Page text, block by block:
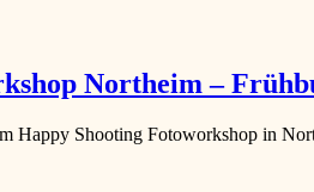
Northeim –
Happy Shooting Fotoworkshop in